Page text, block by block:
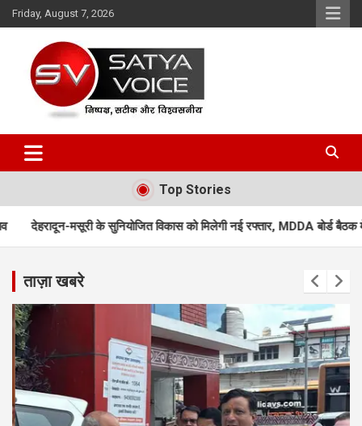
Skip
to
Friday, August 7, 2026
Satya Voice
Top Stories
विकास को मिलेगी नई रफ्तार, MDDA बोर्ड बैठक में 25 महत्वपूर्ण प्रस्तावों
ताज़ा खबरे